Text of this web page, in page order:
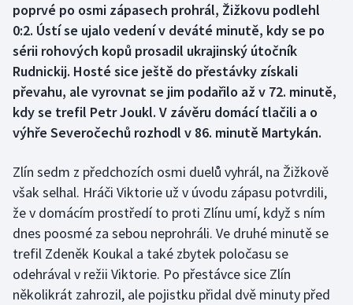
Dostihy
Florbal
Futsal
Golf
Gymnastika
Házená
Jezdectví
Judo
poprvé po osmi zápasech prohrál, Žižkovu podlehl
0:2. Ústí se ujalo vedení v deváté minutě, kdy se po
sérii rohových kopů prosadil ukrajinský útočník
Rudnickij. Hosté sice ještě do přestávky získali
převahu, ale vyrovnat se jim podařilo až v 72. minutě,
kdy se trefil Petr Joukl. V závěru domácí tlačili a o
výhře Severočechů rozhodl v 86. minutě Martykán.
Zlín sedm z předchozích osmi duelů vyhrál, na Žižkově
však selhal. Hráči Viktorie už v úvodu zápasu potvrdili,
že v domácím prostředí to proti Zlínu umí, když s ním
dnes poosmé za sebou neprohráli. Ve druhé minutě se
trefil Zdeněk Koukal a také zbytek poločasu se
odehrával v režii Viktorie. Po přestávce sice Zlín
několikrát zahrozil, ale pojistku přidal dvě minuty před